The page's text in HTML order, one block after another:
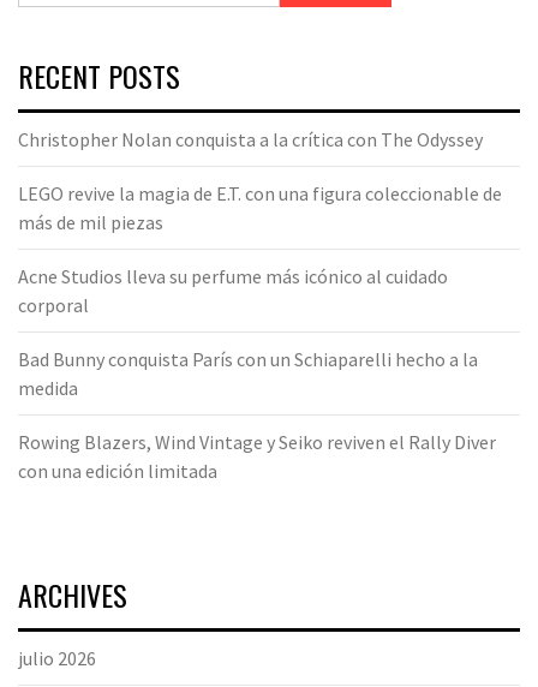
RECENT POSTS
Christopher Nolan conquista a la crítica con The Odyssey
LEGO revive la magia de E.T. con una figura coleccionable de
más de mil piezas
Acne Studios lleva su perfume más icónico al cuidado
corporal
Bad Bunny conquista París con un Schiaparelli hecho a la
medida
Rowing Blazers, Wind Vintage y Seiko reviven el Rally Diver
con una edición limitada
ARCHIVES
julio 2026